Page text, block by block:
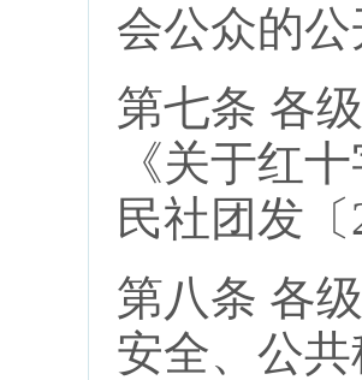
会公众的
第七条 各
《关于红
民社团发
第八条 各
安全、公